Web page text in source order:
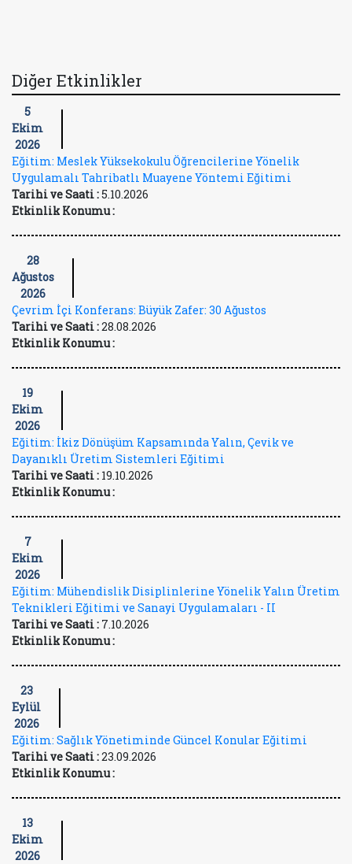
Diğer Etkinlikler
5
Ekim
2026
Eğitim: Meslek Yüksekokulu Öğrencilerine Yönelik
Uygulamalı Tahribatlı Muayene Yöntemi Eğitimi
Tarihi ve Saati :5.10.2026
Etkinlik Konumu :
28
Ağustos
2026
Çevrim İçi Konferans: Büyük Zafer: 30 Ağustos
Tarihi ve Saati :28.08.2026
Etkinlik Konumu :
19
Ekim
2026
Eğitim: İkiz Dönüşüm Kapsamında Yalın, Çevik ve
Dayanıklı Üretim Sistemleri Eğitimi
Tarihi ve Saati : 19.10.2026
Etkinlik Konumu :
7
Ekim
2026
Eğitim: Mühendislik Disiplinlerine Yönelik Yalın Üretim
Teknikleri Eğitimi ve Sanayi Uygulamaları - II
Tarihi ve Saati : 7.10.2026
Etkinlik Konumu :
23
Eylül
2026
Eğitim: Sağlık Yönetiminde Güncel Konular Eğitimi
Tarihi ve Saati :23.09.2026
Etkinlik Konumu :
13
Ekim
2026